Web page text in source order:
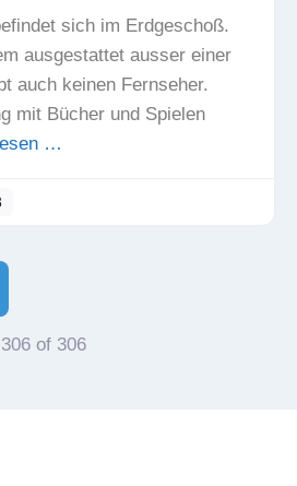
sich im Erdgeschoß.
ausgestattet ausser einer
auch keinen Fernseher.
mit Bücher und Spielen
…
of 306